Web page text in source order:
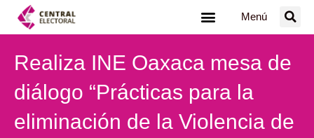
Menú
Realiza INE Oaxaca mesa de
diálogo “Prácticas para la
eliminación de la Violencia de